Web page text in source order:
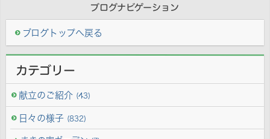
ブログナビゲーション
ブログトップへ戻る
カテゴリー
献立のご紹介 (43)
日々の様子 (832)